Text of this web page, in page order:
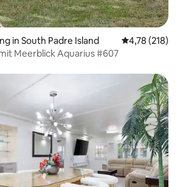
in South Padre Island
4,78 (218)
Meerblick Aquarius #607